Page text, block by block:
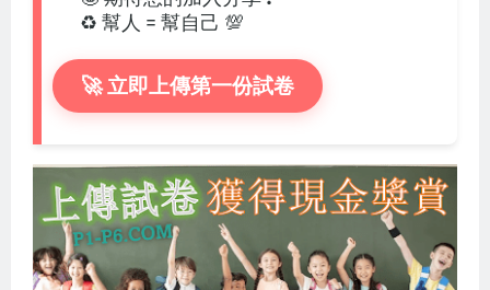
♻️ 幫人 = 幫自己 💯
🚀 立即上傳第一份試卷